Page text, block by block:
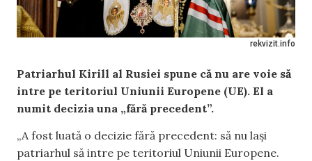
rekvizit.info
Patriarhul Kirill al Rusiei spune că nu are voie să
intre pe teritoriul Uniunii Europene (UE). El a
numit decizia una „fără precedent”.
„A fost luată o decizie fără precedent: să nu lași
patriarhul să intre pe teritoriul Uniunii Europene.